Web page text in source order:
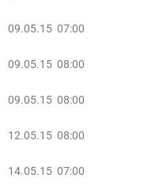
09.05.15 07:00
09.05.15 08:00
09.05.15 08:00
12.05.15 08:00
14.05.15 07:00